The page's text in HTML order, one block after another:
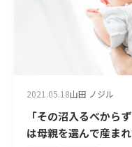
2021.05.18山田 ノジル
「その沼入るべか
は母親を選んで産ま